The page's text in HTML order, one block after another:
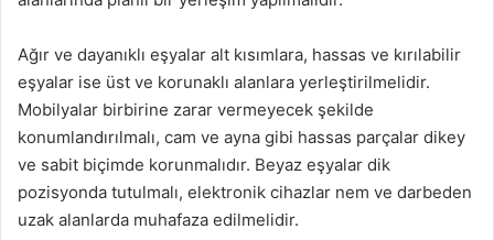
Ağır ve dayanıklı eşyalar alt kısımlara, hassas ve kırılabilir
eşyalar ise üst ve korunaklı alanlara yerleştirilmelidir.
Mobilyalar birbirine zarar vermeyecek şekilde
konumlandırılmalı, cam ve ayna gibi hassas parçalar dikey
ve sabit biçimde korunmalıdır. Beyaz eşyalar dik
pozisyonda tutulmalı, elektronik cihazlar nem ve darbeden
uzak alanlarda muhafaza edilmelidir.